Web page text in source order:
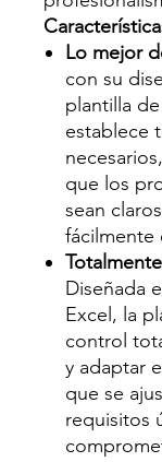
Lo mejor
con su
plantilla
establece
que los
sean
fácilmente
Diseñada
Excel, la
control
y adaptar
que se
requisitos